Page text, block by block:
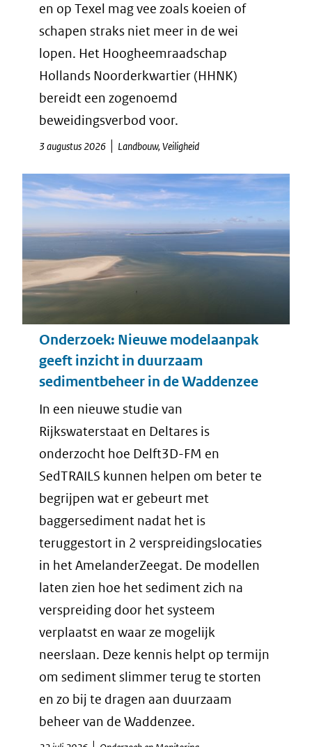
en op Texel mag vee zoals koeien of
schapen straks niet meer in de wei
lopen. Het Hoogheemraadschap
Hollands Noorderkwartier (HHNK)
bereidt een zogenoemd
beweidingsverbod voor.
3 augustus 2026 Landbouw, Veiligheid
Onderzoek: Nieuwe modelaanpak
geeft inzicht in duurzaam
sedimentbeheer in de Waddenzee
In een nieuwe studie van
Rijkswaterstaat en Deltares is
onderzocht hoe Delft3D-FM en
SedTRAILS kunnen helpen om beter te
begrijpen wat er gebeurt met
baggersediment nadat het is
teruggestort in 2 verspreidingslocaties
in het AmelanderZeegat. De modellen
laten zien hoe het sediment zich na
verspreiding door het systeem
verplaatst en waar ze mogelijk
neerslaan. Deze kennis helpt op termijn
om sediment slimmer terug te storten
en zo bij te dragen aan duurzaam
beheer van de Waddenzee.